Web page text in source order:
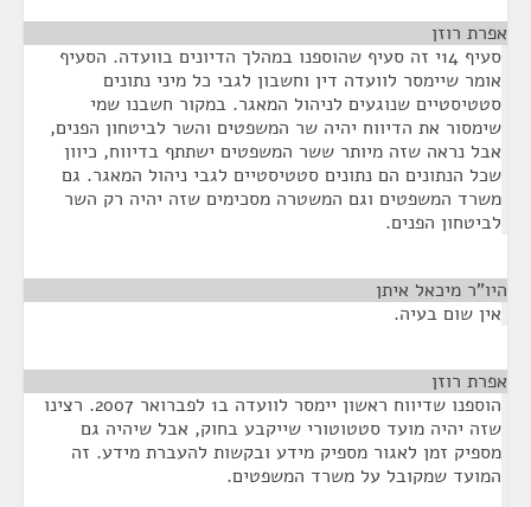
אפרת רוזן
סעיף 14י זה סעיף שהוספנו במהלך הדיונים בוועדה. הסעיף
אומר שיימסר לוועדה דין וחשבון לגבי כל מיני נתונים
סטטיסטיים שנוגעים לניהול המאגר. במקור חשבנו שמי
שימסור את הדיווח יהיה שר המשפטים והשר לביטחון הפנים,
אבל נראה שזה מיותר ששר המשפטים ישתתף בדיווח, כיוון
שכל הנתונים הם נתונים סטטיסטיים לגבי ניהול המאגר. גם
משרד המשפטים וגם המשטרה מסכימים שזה יהיה רק השר
לביטחון הפנים.
היו"ר מיכאל איתן
אין שום בעיה.
אפרת רוזן
הוספנו שדיווח ראשון יימסר לוועדה ב1 לפברואר 2007. רצינו
שזה יהיה מועד סטטוטורי שייקבע בחוק, אבל שיהיה גם
מספיק זמן לאגור מספיק מידע ובקשות להעברת מידע. זה
המועד שמקובל על משרד המשפטים.